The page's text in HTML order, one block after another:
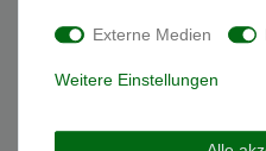
Externe Medien
Weitere Einstellungen